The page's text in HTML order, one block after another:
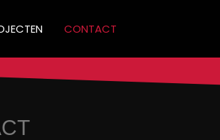
CONTACT